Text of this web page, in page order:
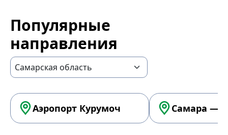
Популярные
направления
Аэропорт Курумоч Самара —